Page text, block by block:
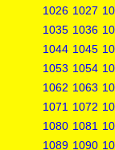
1026 1027
1035 1036
1044 1045
1053 1054
1062 1063
1071 1072
1080 1081
1089 1090